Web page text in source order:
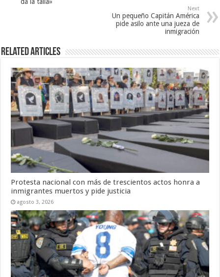
Next
Un pequeño Capitán América
pide asilo ante una jueza de
inmigración
Related Articles
Protesta nacional con más de trescientos actos honra a
inmigrantes muertos y pide justicia
agosto 3, 2026